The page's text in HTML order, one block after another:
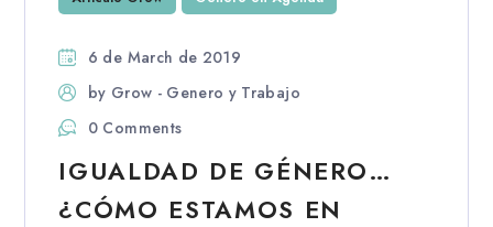
6 de March de 2019
by Grow - Genero y Trabajo
0 Comments
IGUALDAD DE GÉNERO…
¿CÓMO ESTAMOS EN